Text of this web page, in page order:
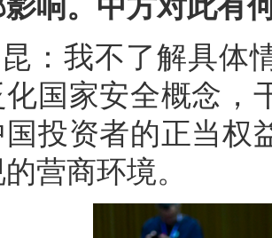
响。中方对此有
：我不了解具体
化国家安全概念，
投资者的正当权
营商环境。